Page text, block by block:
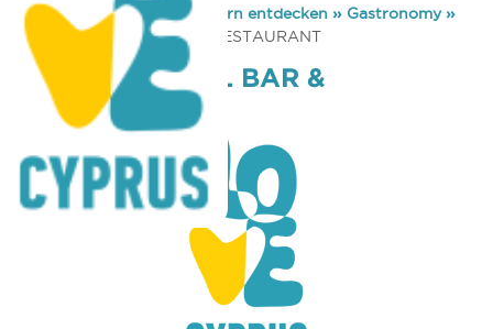
You are here: Home »Zypern entdecken » Gastronomy»
PATIO COCKTAIL BAR & RESTAURANT
PATIO COCKTAIL BAR &
RESTAURANT